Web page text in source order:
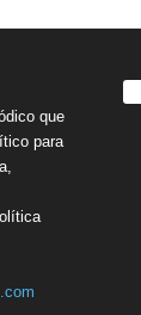
que
para